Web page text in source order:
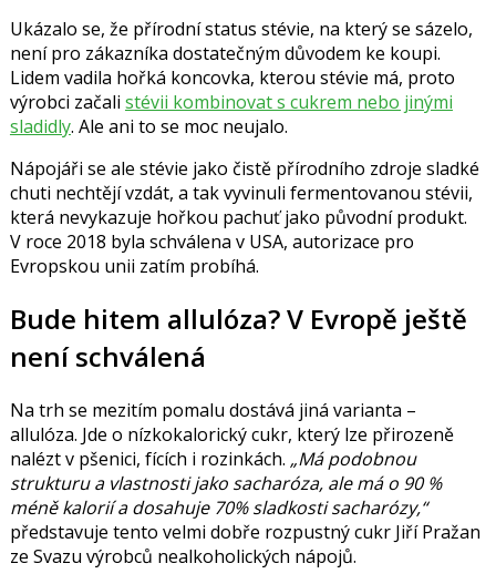
Ukázalo se, že přírodní status stévie, na který se sázelo,
není pro zákazníka dostatečným důvodem ke koupi.
Lidem vadila hořká koncovka, kterou stévie má, proto
výrobci začali stévii kombinovat s cukrem nebo jinými
sladidly. Ale ani to se moc neujalo.
Nápojáři se ale stévie jako čistě přírodního zdroje sladké
chuti nechtějí vzdát, a tak vyvinuli fermentovanou stévii,
která nevykazuje hořkou pachuť jako původní produkt.
V roce 2018 byla schválena v USA, autorizace pro
Evropskou unii zatím probíhá.
Bude hitem allulóza? V Evropě ještě
není schválená
Na trh se mezitím pomalu dostává jiná varianta –
allulóza. Jde o nízkokalorický cukr, který lze přirozeně
nalézt v pšenici, fících i rozinkách. „Má podobnou
strukturu a vlastnosti jako sacharóza, ale má o 90 %
méně kalorií a dosahuje 70% sladkosti sacharózy,“
představuje tento velmi dobře rozpustný cukr Jiří Pražan
ze Svazu výrobců nealkoholických nápojů.